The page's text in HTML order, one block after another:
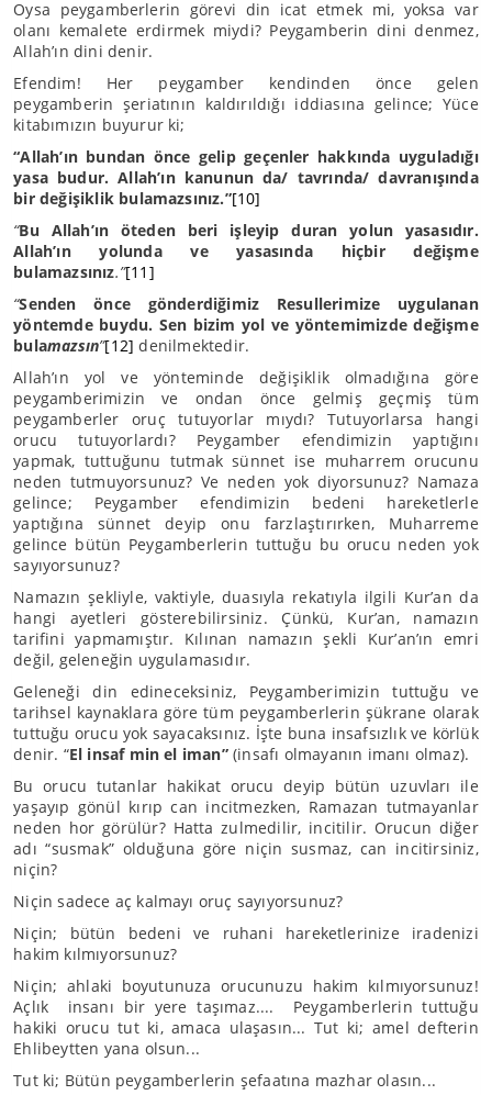
Oysa peygamberlerin görevi din icat etmek mi, yoksa var
olanı kemalete erdirmek miydi? Peygamberin dini denmez,
Allah’ın dini denir.
Efendim! Her peygamber kendinden önce gelen
peygamberin şeriatının kaldırıldığı iddiasına gelince; Yüce
kitabımızın buyurur ki;
“Allah’ın bundan önce gelip geçenler hakkında uyguladığı
yasa budur. Allah’ın kanunun da/ tavrında/ davranışında
bir değişiklik bulamazsınız.”[10]
“Bu Allah’ın öteden beri işleyip duran yolun yasasıdır.
Allah’ın yolunda ve yasasında hiçbir değişme
bulamazsınız.”[11]
“Senden önce gönderdiğimiz Resullerimize uygulanan
yöntemde buydu. Sen bizim yol ve yöntemimizde değişme
bulamazsın”[12] denilmektedir.
Allah’ın yol ve yönteminde değişiklik olmadığına göre
peygamberimizin ve ondan önce gelmiş geçmiş tüm
peygamberler oruç tutuyorlar mıydı? Tutuyorlarsa hangi
orucu tutuyorlardı? Peygamber efendimizin yaptığını
yapmak, tuttuğunu tutmak sünnet ise muharrem orucunu
neden tutmuyorsunuz? Ve neden yok diyorsunuz? Namaza
gelince; Peygamber efendimizin bedeni hareketlerle
yaptığına sünnet deyip onu farzlaştırırken, Muharreme
gelince bütün Peygamberlerin tuttuğu bu orucu neden yok
sayıyorsunuz?
Namazın şekliyle, vaktiyle, duasıyla rekatıyla ilgili Kur’an da
hangi ayetleri gösterebilirsiniz. Çünkü, Kur’an, namazın
tarifini yapmamıştır. Kılınan namazın şekli Kur’an’ın emri
değil, geleneğin uygulamasıdır.
Geleneği din edineceksiniz, Peygamberimizin tuttuğu ve
tarihsel kaynaklara göre tüm peygamberlerin şükrane olarak
tuttuğu orucu yok sayacaksınız. İşte buna insafsızlık ve körlük
denir. “El insaf min el iman”(insafı olmayanın imanı olmaz).
Bu orucu tutanlar hakikat orucu deyip bütün uzuvları ile
yaşayıp gönül kırıp can incitmezken, Ramazan tutmayanlar
neden hor görülür? Hatta zulmedilir, incitilir. Orucun diğer
adı “susmak” olduğuna göre niçin susmaz, can incitirsiniz,
niçin?
Niçin sadece aç kalmayı oruç sayıyorsunuz?
Niçin; bütün bedeni ve ruhani hareketlerinize iradenizi
hakim kılmıyorsunuz?
Niçin; ahlaki boyutunuza orucunuzu hakim kılmıyorsunuz!
Açlık insanı bir yere taşımaz.... Peygamberlerin tuttuğu
hakiki orucu tut ki, amaca ulaşasın... Tut ki; amel defterin
Ehlibeytten yana olsun...
Tut ki; Bütün peygamberlerin şefaatına mazhar olasın...